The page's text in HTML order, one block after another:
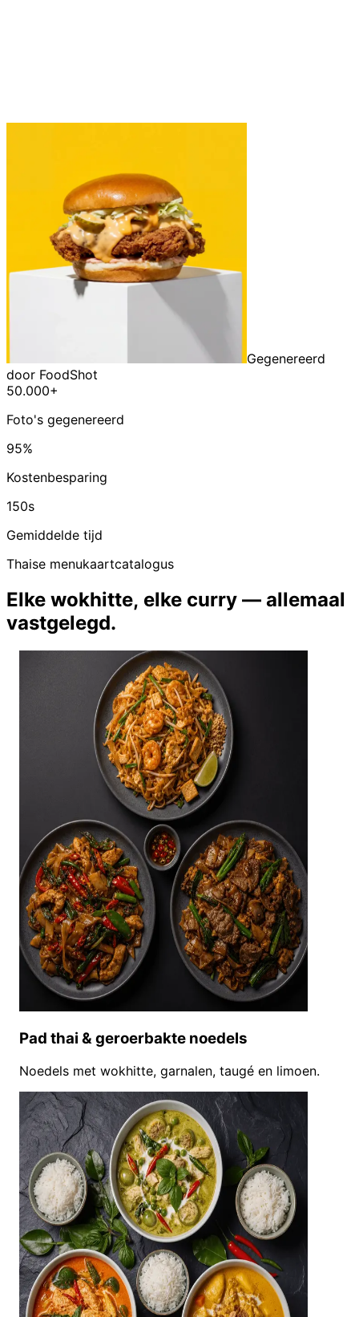
Gegenereerd
door FoodShot
50.000+
Foto's gegenereerd
95%
Kostenbesparing
150s
Gemiddelde tijd
Thaise menukaartcatalogus
Elke wokhitte, elke curry — allemaal
vastgelegd.
Pad thai & geroerbakte noedels
Noedels met wokhitte, garnalen, taugé en limoen.